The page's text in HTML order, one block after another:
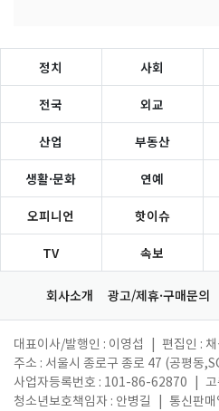
정치 사회
전국 외교
산업 부동산
생활·문화 연예
오피니언 핫이슈
TV 속보
회사소개 광고/제휴·구매문의
대표이사/발행인 : 이영섭 편집인 :
주소 : 서울시 종로구 종로 47 (공평동
사업자등록번호 : 101-86-62870
청소년보호책임자 : 안병길
통신판